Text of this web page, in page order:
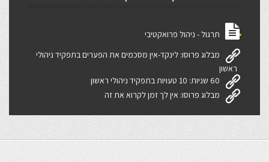
תרגול - ניהול פרואקטיבי
מבלוג פרוסו: לינקד-אין מסכמים את הפערים בתפקיד ניהולי
ראשון
60 שניות: 10 טעויות בתפקיד ניהולי ראשון
מבלוג פרוסו: אין לך זמן לקרוא את זה